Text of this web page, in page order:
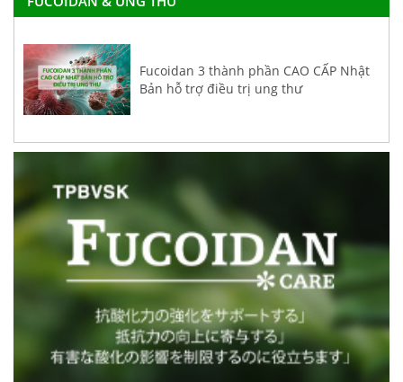
Fucoidan 3 thành phần CAO CẤP Nhật
Bản hỗ trợ điều trị ung thư